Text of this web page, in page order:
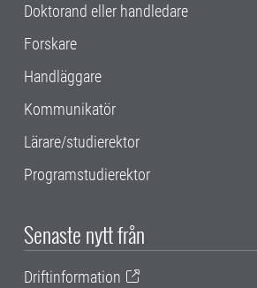
Doktorand eller handledare
Forskare
Handläggare
Kommunikatör
Lärare/studierektor
Programstudierektor
Senaste nytt från
Driftinformation